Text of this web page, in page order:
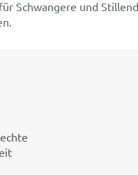
Schwangere und